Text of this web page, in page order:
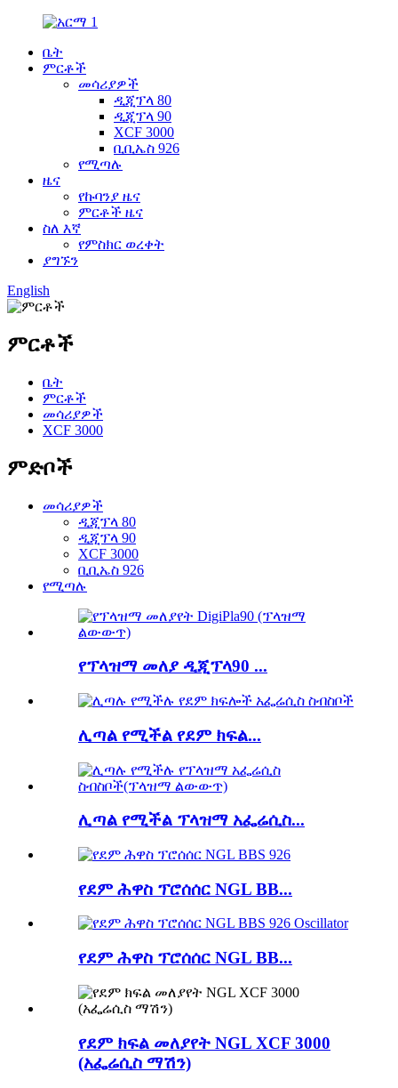
ቤት
ምርቶች
መሳሪያዎች
ዲጂፕላ 80
ዲጂፕላ 90
XCF 3000
ቢቢኤስ 926
የሚጣሉ
ዜና
የኩባንያ ዜና
ምርቶች ዜና
ስለ እኛ
የምስክር ወረቀት
ያግኙን
English
ምርቶች
ቤት
ምርቶች
መሳሪያዎች
XCF 3000
ምድቦች
መሳሪያዎች
ዲጂፕላ 80
ዲጂፕላ 90
XCF 3000
ቢቢኤስ 926
የሚጣሉ
የፕላዝማ መለያ ዲጂፕላ90 ...
ሊጣል የሚችል የደም ክፍል...
ሊጣል የሚችል ፕላዝማ አፌሬሲስ...
የደም ሕዋስ ፕሮሰሰር NGL BB...
የደም ሕዋስ ፕሮሰሰር NGL BB...
የደም ክፍል መለያየት NGL XCF 3000
(አፌሬሲስ ማሽን)